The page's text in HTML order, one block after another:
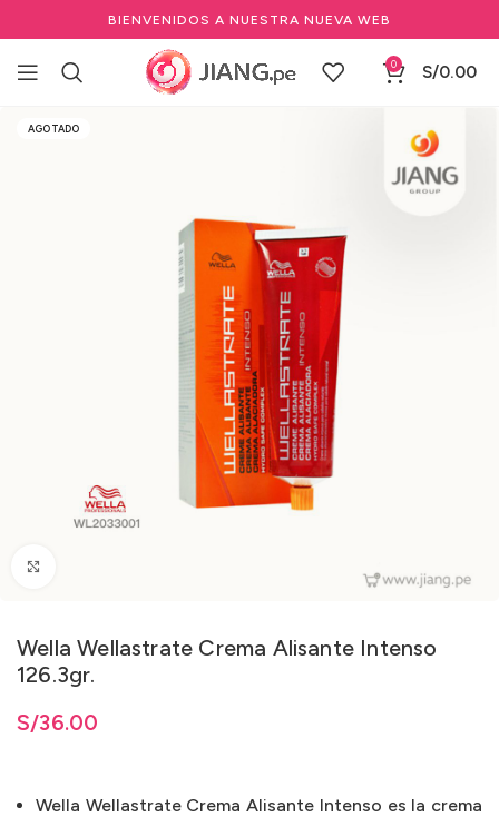
BIENVENIDOS A NUESTRA NUEVA WEB
0 S/0.00
Inicio Salones de Belleza
AGOTADO
Wella Wellastrate Crema Alisante Intenso
126.3gr.
S/36.00
Wella Wellastrate Crema Alisante Intenso es la crema